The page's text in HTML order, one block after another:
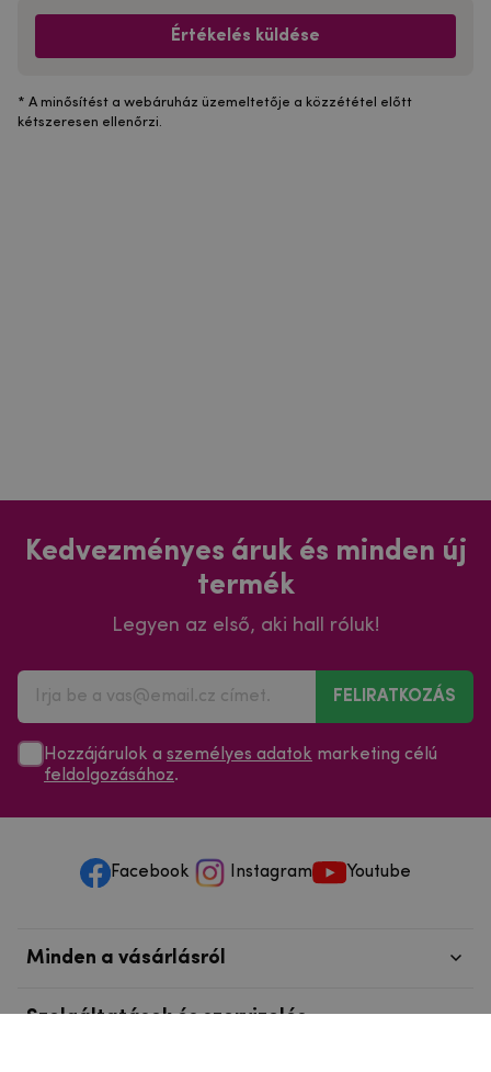
Értékelés küldése
* A minősítést a webáruház üzemeltetője a közzététel előtt
kétszeresen ellenőrzi.
Kedvezményes áruk és minden új
termék
Legyen az első, aki hall róluk!
FELIRATKOZÁS
Hozzájárulok a személyes adatok marketing célú
feldolgozásához.
Facebook Instagram Youtube
Minden a vásárlásról
Szolgáltatások és szervizelés